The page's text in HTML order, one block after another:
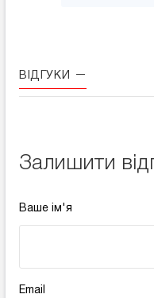
ВІДГУКИ
Залишити
Ваше ім'я
Email